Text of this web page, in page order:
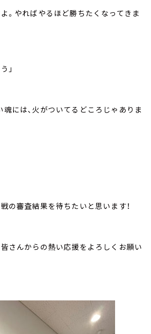
。やればやるほど勝ちたくなってきま
」
には、火がついてるどころじゃありま
の審査結果を待ちたいと思います！
皆さんからの熱い応援をよろしくお願い